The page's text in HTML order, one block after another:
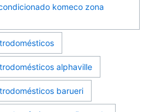
komeco zona
alphaville
barueri